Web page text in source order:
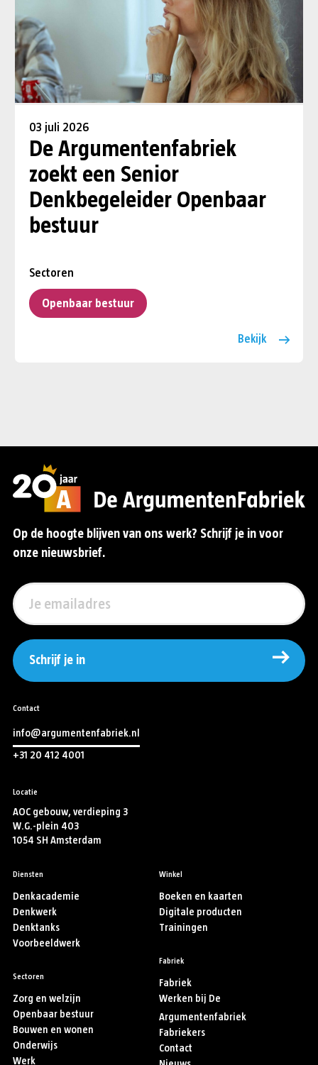
03 juli 2026
De Argumentenfabriek
zoekt een Senior
Denkbegeleider Openbaar
bestuur
Sectoren
Openbaar bestuur
Bekijk
Op de hoogte blijven van ons werk? Schrijf je in voor
onze nieuwsbrief.
Schrijf je in
Contact
info@argumentenfabriek.nl
+31 20 412 4001
Locatie
AOC gebouw, verdieping 3
W.G.-plein 403
1054 SH Amsterdam
Diensten
Denkacademie
Denkwerk
Denktanks
Voorbeeldwerk
Sectoren
Zorg en welzijn
Openbaar bestuur
Bouwen en wonen
Onderwijs
Werk
Winkel
Boeken en kaarten
Digitale producten
Trainingen
Fabriek
Fabriek
Werken bij De
Argumentenfabriek
Fabriekers
Contact